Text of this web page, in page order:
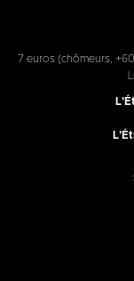
7 euros (chômeurs,